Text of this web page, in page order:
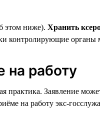
этом ниже). Хранить
контролирующие органы
на работу
практика. Заявление
на работу экс-